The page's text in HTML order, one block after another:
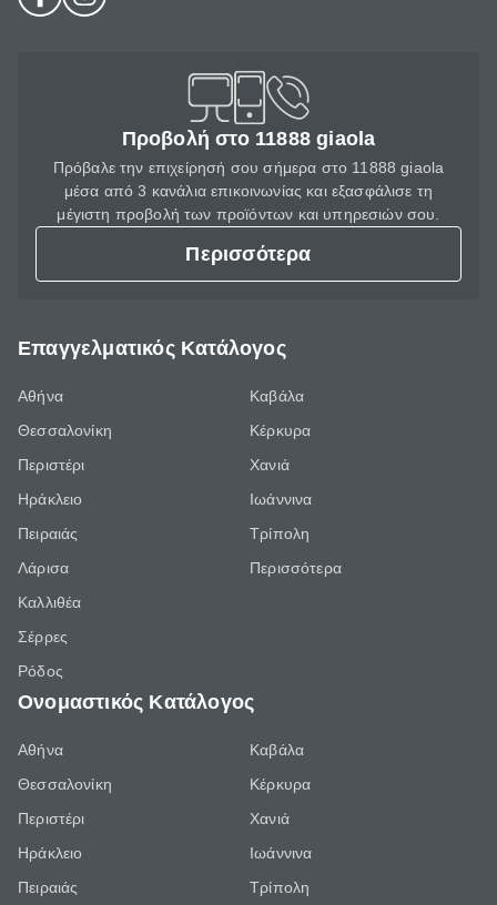
Προβολή στο 11888 giaola
Πρόβαλε την επιχείρησή σου σήμερα στο 11888 giaola
μέσα από 3 κανάλια επικοινωνίας και εξασφάλισε τη
μέγιστη προβολή των προϊόντων και υπηρεσιών σου.
Περισσότερα
Επαγγελματικός Κατάλογος
Αθήνα
Θεσσαλονίκη
Περιστέρι
Ηράκλειο
Πειραιάς
Λάρισα
Καλλιθέα
Σέρρες
Ρόδος
Καβάλα
Κέρκυρα
Χανιά
Ιωάννινα
Τρίπολη
Περισσότερα
Ονομαστικός Κατάλογος
Αθήνα
Θεσσαλονίκη
Περιστέρι
Ηράκλειο
Πειραιάς
Καβάλα
Κέρκυρα
Χανιά
Ιωάννινα
Τρίπολη